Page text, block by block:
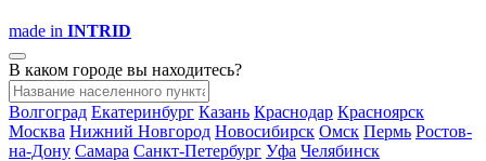
made in INTRID
В каком городе вы находитесь?
Волгоград Екатеринбург Казань Краснодар Красноярск
Москва Нижний Новгород Новосибирск Омск Пермь Ростов-
на-Дону Самара Санкт-Петербург Уфа Челябинск